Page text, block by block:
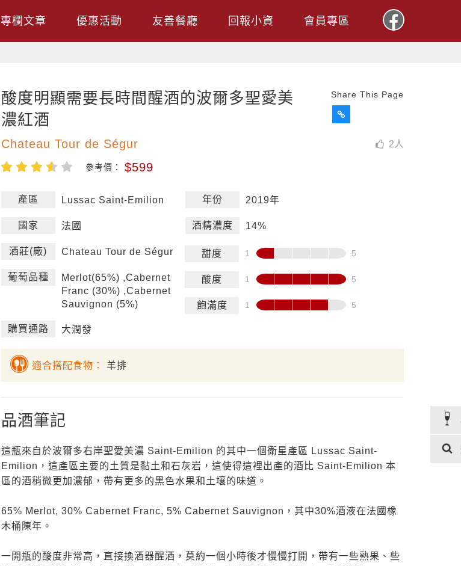
專欄文章 優惠活動 友善餐廳 回報小資 會員專區
Share This Page
2 人
酸度明顯需要長時間醒酒的波爾多聖愛美
濃紅酒
Chateau Tour de Ségur
參考價： $599
產區 Lussac Saint-Emilion
國家 法國
酒莊(廠) Chateau Tour de Ségur
葡萄品種
Merlot(65%) ,Cabernet
Franc (30%) ,Cabernet
Sauvignon (5%)
購買通路 大潤發
年份 2019年
酒精濃度 14%
甜度
酸度
飽滿度
適合搭配食物： 羊排
品酒筆記
這瓶來自於波爾多右岸聖愛美濃 Saint-Emilion 的其中一個衛星產區 Lussac Saint-
Emilion，這產區主要的土質是黏土和石灰岩，這使得這裡出產的酒比 Saint-Emilion 本
區的酒稍微更加濃郁，帶有更多的黑色水果和土壤的味道。
65% Merlot, 30% Cabernet Franc, 5% Cabernet Sauvignon，其中30%酒液在法國橡
木桶陳年。
一開瓶的酸度非常高，直接換酒器醒酒，莫約一個小時後才慢慢打開，帶有一些熟果、些